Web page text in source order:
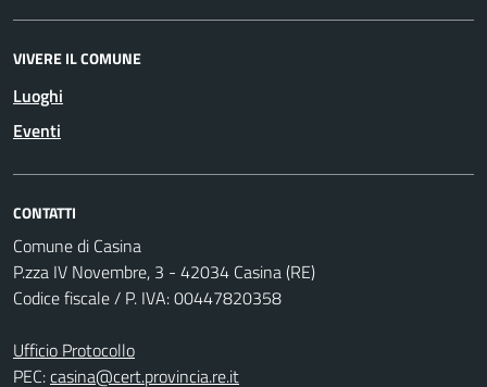
VIVERE IL COMUNE
Luoghi
Eventi
CONTATTI
Comune di Casina
P.zza IV Novembre, 3 - 42034 Casina (RE)
Codice fiscale / P. IVA: 00447820358
Ufficio Protocollo
PEC:casina@cert.provincia.re.it